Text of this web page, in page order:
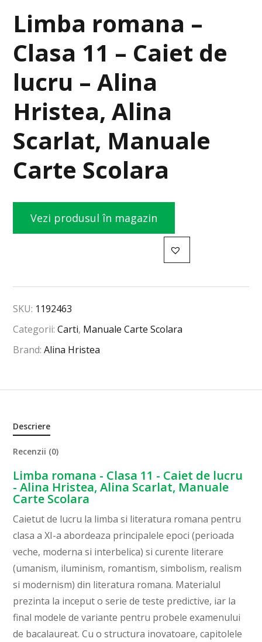
Limba romana –
Clasa 11 – Caiet de
lucru – Alina
Hristea, Alina
Scarlat, Manuale
Carte Scolara
Vezi produsul în magazin
SKU: 1192463
Categorii:Carti, Manuale Carte Scolara
Brand:Alina Hristea
Descriere
Recenzii (0)
Limba romana - Clasa 11 - Caiet de lucru
- Alina Hristea, Alina Scarlat, Manuale
Carte Scolara
Caietut de lucru la limba si literatura romana pentru
clasa a XI-a abordeaza principalele epoci (perioada
veche, moderna si interbelica) si curente literare
(umanism, iluminism, romantism, simbolism, realism
si modernism) din literatura romana. Materialul
prezinta la inceput o serie de teste predictive, iar la
final modele de variante pentru probele examenului
de bacalaureat. Cu o structura inovatoare, capitolele